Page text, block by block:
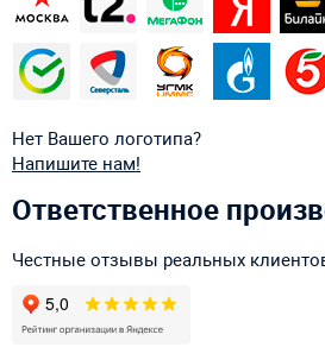
Нет Вашего логотипа?
Напишите нам!
Ответственное
Честные отзывы реальных